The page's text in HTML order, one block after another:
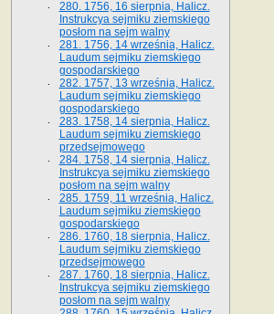
280. 1756, 16 sierpnia, Halicz.
Instrukcya sejmiku ziemskiego
posłom na sejm walny
281. 1756, 14 września, Halicz.
Laudum sejmiku ziemskiego
gospodarskiego
282. 1757, 13 września, Halicz.
Laudum sejmiku ziemskiego
gospodarskiego
283. 1758, 14 sierpnia, Halicz.
Laudum sejmiku ziemskiego
przedsejmowego
284. 1758, 14 sierpnia, Halicz.
Instrukcya sejmiku ziemskiego
posłom na sejm walny
285. 1759, 11 września, Halicz.
Laudum sejmiku ziemskiego
gospodarskiego
286. 1760, 18 sierpnia, Halicz.
Laudum sejmiku ziemskiego
przedsejmowego
287. 1760, 18 sierpnia, Halicz.
Instrukcya sejmiku ziemskiego
posłom na sejm walny